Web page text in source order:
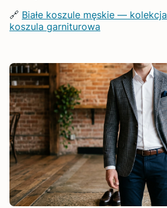
🔗 Białe koszule męskie — kolekcja
koszula garniturowa